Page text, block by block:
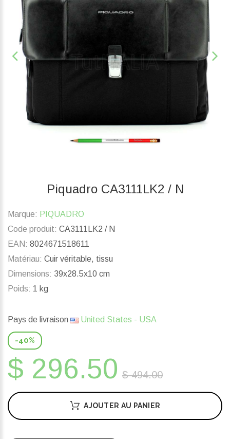
Piquadro CA3111LK2 / N
Marque: PIQUADRO
Code produit: CA3111LK2 / N
EAN: 8024671518611
Matériau: Cuir véritable, tissu
Dimensions: 39x28.5x10 cm
Poids: 1 kg
Pays de livraison United States - USA
-40%
$ 296.50 $ 494.00
AJOUTER AU PANIER